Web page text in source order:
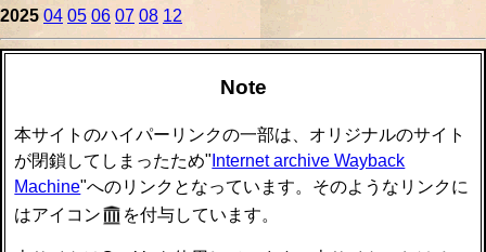
2025 04 05 06 07 08 12
Note
本サイトのハイパーリンクの一部は、オリジナルのサイト
が閉鎖してしまったため" Internet archive Wayback
Machine"へのリンクとなっています。そのようなリンクに
はアイコン
を付与しています。